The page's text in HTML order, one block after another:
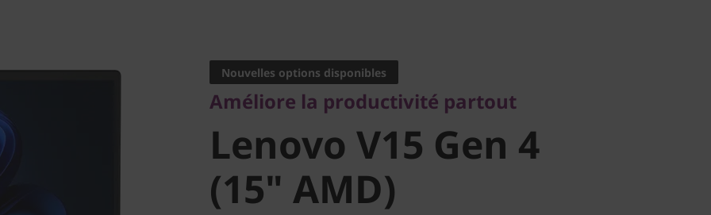
Lenovo V15 Gen 4
(15" AMD)
Nouvelles options disponibles
Améliore la productivité partout
Lenovo V15 Gen 4
(15" AMD)